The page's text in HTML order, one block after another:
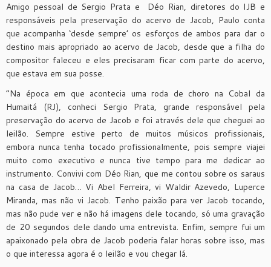
Amigo pessoal de Sergio Prata e Déo Rian, diretores do IJB e
responsáveis pela preservação do acervo de Jacob, Paulo conta
que acompanha ‘desde sempre’ os esforços de ambos para dar o
destino mais apropriado ao acervo de Jacob, desde que a filha do
compositor faleceu e eles precisaram ficar com parte do acervo,
que estava em sua posse.
“Na época em que acontecia uma roda de choro na Cobal da
Humaitá (RJ), conheci Sergio Prata, grande responsável pela
preservação do acervo de Jacob e foi através dele que cheguei ao
leilão. Sempre estive perto de muitos músicos profissionais,
embora nunca tenha tocado profissionalmente, pois sempre viajei
muito como executivo e nunca tive tempo para me dedicar ao
instrumento. Convivi com Déo Rian, que me contou sobre os saraus
na casa de Jacob… Vi Abel Ferreira, vi Waldir Azevedo, Luperce
Miranda, mas não vi Jacob. Tenho paixão para ver Jacob tocando,
mas não pude ver e não há imagens dele tocando, só uma gravação
de 20 segundos dele dando uma entrevista. Enfim, sempre fui um
apaixonado pela obra de Jacob poderia falar horas sobre isso, mas
o que interessa agora é o leilão e vou chegar lá.